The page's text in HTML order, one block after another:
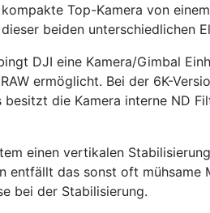
Top-Kamera von
beiden unterschiedlichen
DJI eine Kamera/Gimbal
ermöglicht. Bei der 6K-
die Kamera interne ND
einen vertikalen
das sonst oft
bei der Stabilisierung.